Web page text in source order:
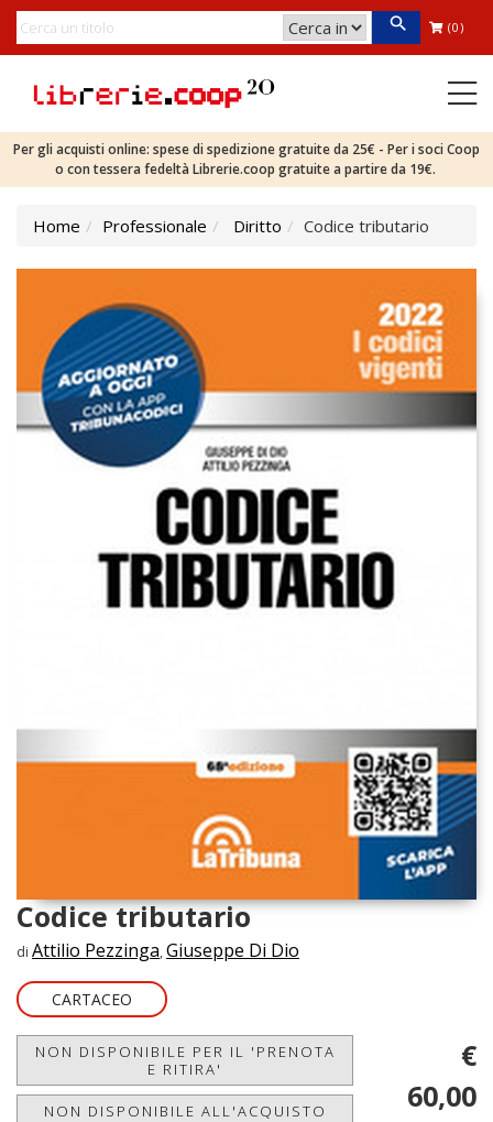
(0)
Per gli acquisti online: spese di spedizione gratuite da 25€ - Per i soci Coop
o con tessera fedeltà Librerie.coop gratuite a partire da 19€.
Home Professionale Diritto Codice tributario
Codice tributario
di Attilio Pezzinga, Giuseppe Di Dio
CARTACEO
NON DISPONIBILE PER IL 'PRENOTA
E RITIRA'
NON DISPONIBILE ALL'ACQUISTO
€
60,00